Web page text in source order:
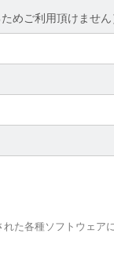
めご利用頂けません
た各種ソフトウェア